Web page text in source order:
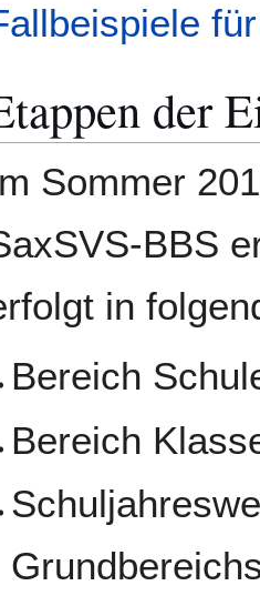
der
Sommer
BBS
in
Bereich
Bereich